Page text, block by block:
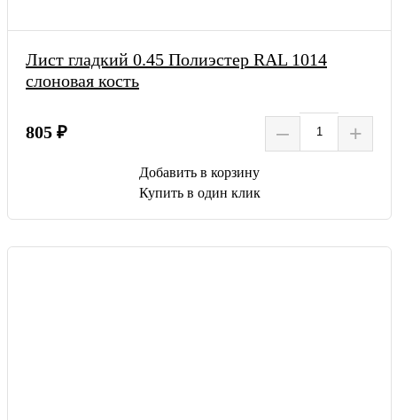
Лист гладкий 0.45 Полиэстер RAL 1014
слоновая кость
805 ₽ – +
Добавить в корзину
Купить в один клик